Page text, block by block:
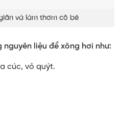
và làm thơm cô bé
nguyên liệu để xông hơi như:
cúc, vỏ quýt.